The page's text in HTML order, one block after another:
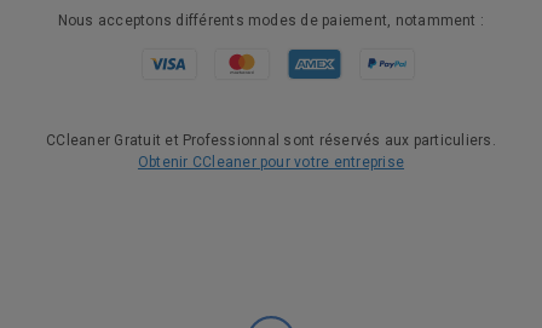
Nous acceptons différents modes de paiement, notamment :
CCleaner Gratuit et Professionnal sont réservés aux particuliers.
Obtenir CCleaner pour votre entreprise